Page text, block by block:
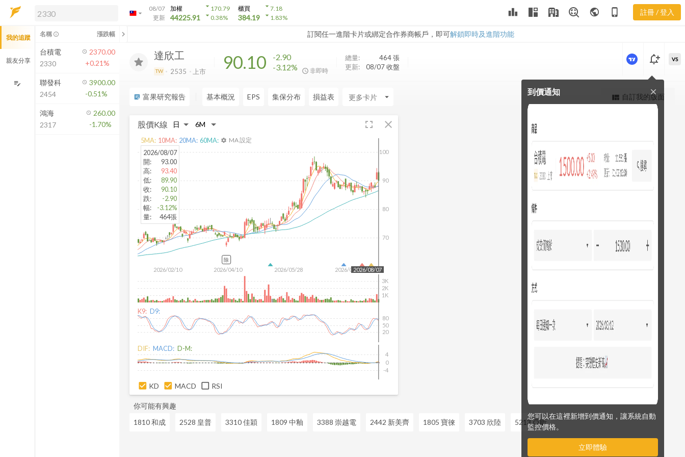
arrow_drop_down
08/07
更新
加權
44225.91
arrow_drop_down170.79
arrow_drop_down0.38%
櫃買
384.19
arrow_drop_down7.18
arrow_drop_down1.83% leaderboard public phone_iphone 註冊 / 登入
訂閱任一進階卡片或綁定合作券商帳戶，即可解鎖即時及進階功能
解鎖即時行情及進階功能
方案」，即可解鎖以下功能：
即時行情
即時市況與排行
成交金額熱力圖
前往方案訂閱
如何綁定合作券商
2535 股價K線
達欣工
TW 2535 上市 90.10
-2.90
-3.12%
非即時
總量: 464張
更新:
08/07 收盤
更強大的進階價量圖表
notification_add
到價通知
您可以在這裡新增到價通知，讓系統自動
監控價格。
立即體驗
close
VS
sticky_note_2 富果研究報告 基本概況 EPS 集保分布 損益表 arrow_drop_down view_quilt 自訂我的版面
股價K線 fullscreen close
2026/02/10 2026/04/10 2026/05/28 2026/07/16
70
80
90
100
2026/08/07
1K
2K
3K
2026/08/07
開:
93.00
高:
93.40
低:
89.90
收:
90.10
跌:
-2.90
幅:
-3.12%
量: 464張
5MA: 10MA: 20MA: 60MA: settings MA 設定
除
K9: D9:
20
50
80
DIF: MACD: D-M:
-4
0
4
KD MACD RSI
你可能有興趣
1810 和成
2528 皇普 3310 佳穎 1809 中釉 3388 崇越電 2442 新美齊 1805 寶徠 3703 欣陸 5213 亞昕
我的追蹤
親友分享
edit_note
名稱 info_outline 漲跌幅 chevron_left
台積電
2330
2370.00
+0.21%
聯發科
2454
3900.00
-0.51%
鴻海
2317
260.00
-1.70%